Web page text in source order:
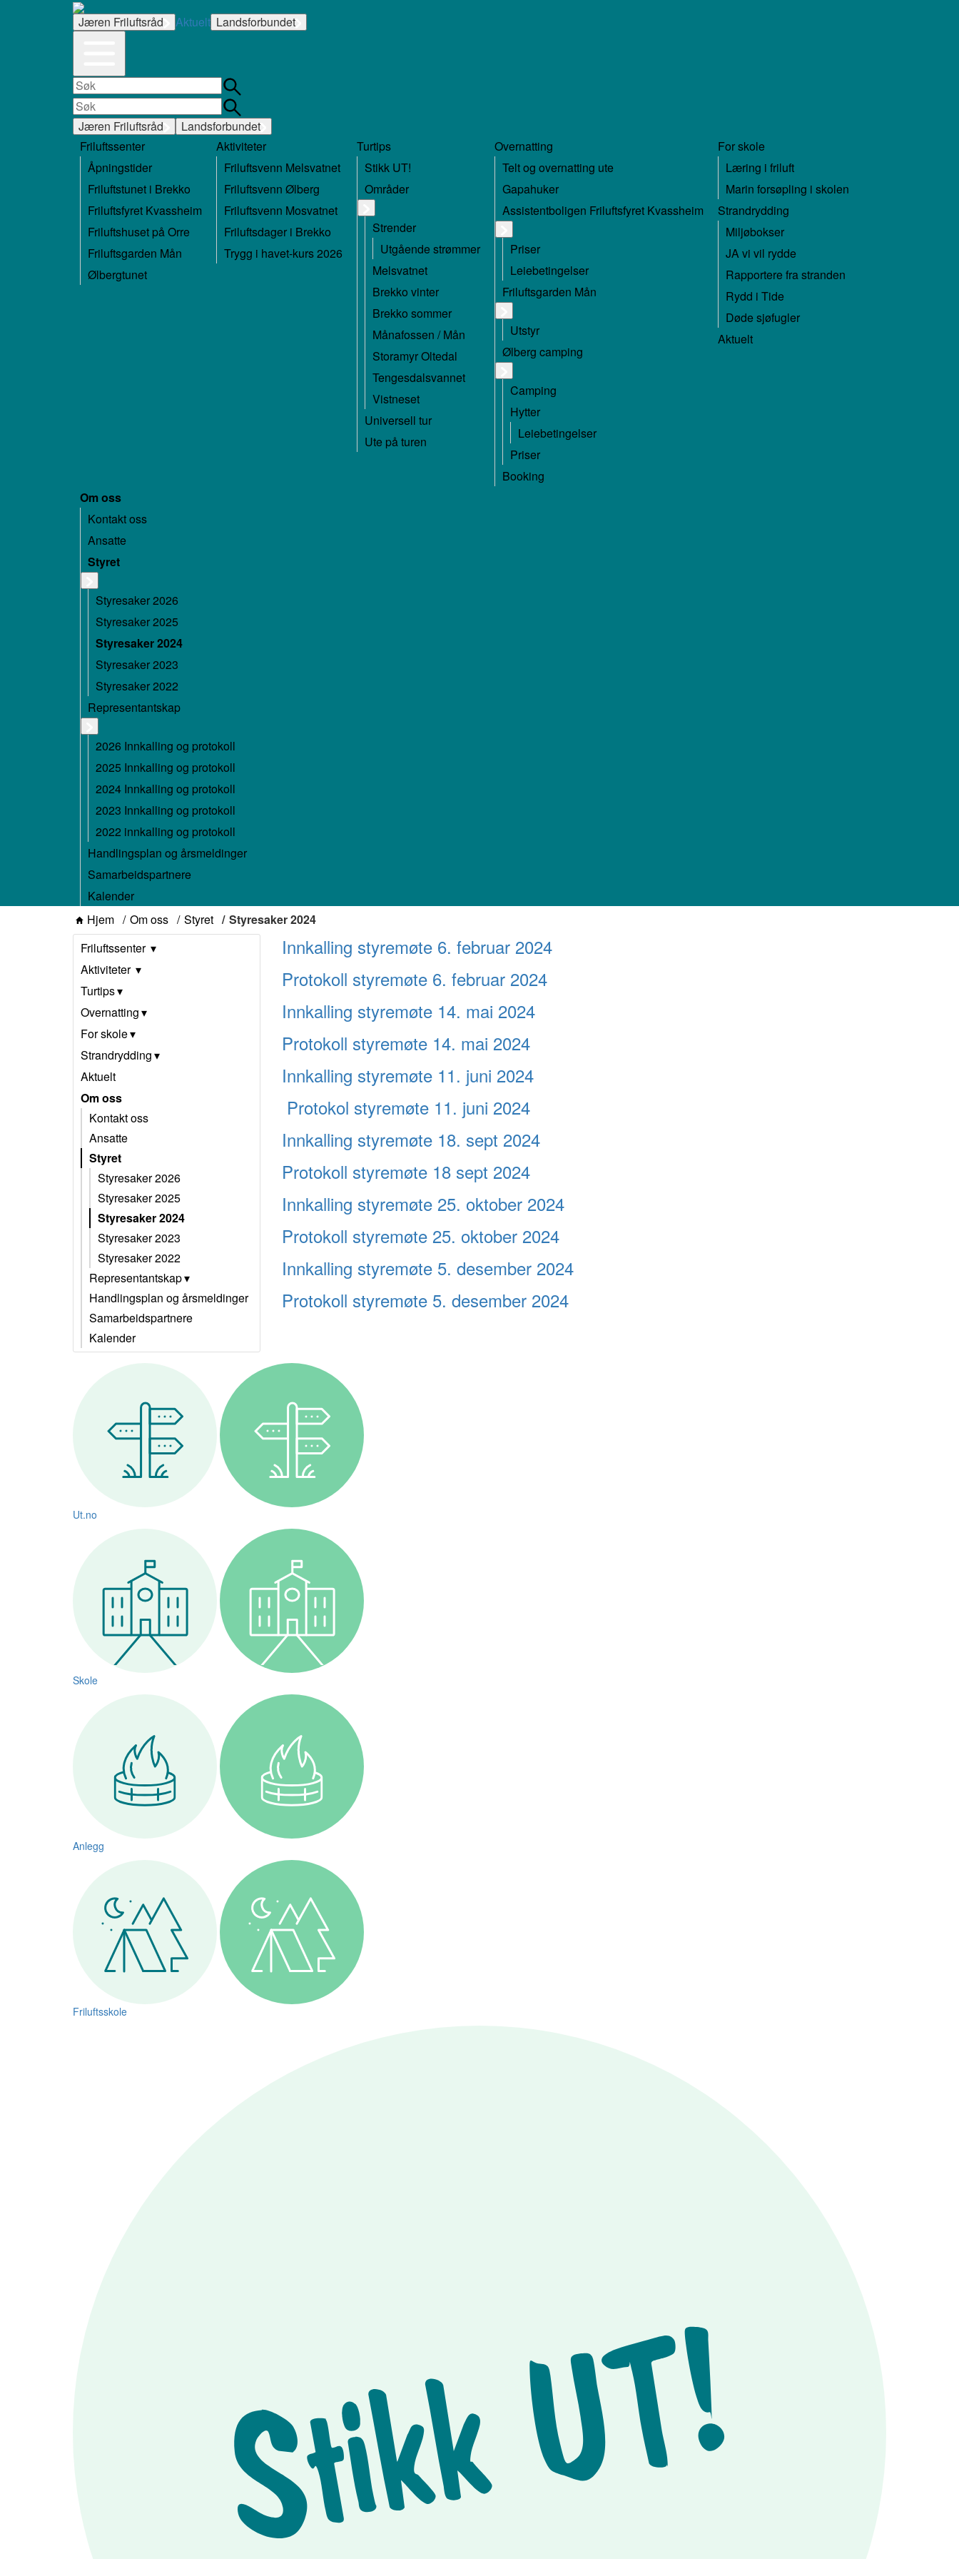
Jæren Friluftsråd Aktuelt Landsforbundet
Jæren Friluftsråd
Landsforbundet
Friluftssenter
Åpningstider
Friluftstunet i Brekko
Friluftsfyret Kvassheim
Friluftshuset på Orre
Friluftsgarden Mån
Ølbergtunet
Aktiviteter
Friluftsvenn Melsvatnet
Friluftsvenn Ølberg
Friluftsvenn Mosvatnet
Friluftsdager i Brekko
Trygg i havet-kurs 2026
Turtips
Stikk UT!
Områder
Strender
Utgående strømmer
Melsvatnet
Brekko vinter
Brekko sommer
Månafossen / Mån
Storamyr Oltedal
Tengesdalsvannet
Vistneset
Universell tur
Ute på turen
Overnatting
Telt og overnatting ute
Gapahuker
Assistentboligen Friluftsfyret Kvassheim
Priser
Leiebetingelser
Friluftsgarden Mån
Utstyr
Ølberg camping
Camping
Hytter
Leiebetingelser
Priser
Booking
For skole
Læring i friluft
Marin forsøpling i skolen
Strandrydding
Miljøbokser
JA vi vil rydde
Rapportere fra stranden
Rydd i Tide
Døde sjøfugler
Aktuelt
Om oss
Kontakt oss
Ansatte
Styret
Styresaker 2026
Styresaker 2025
Styresaker 2024
Styresaker 2023
Styresaker 2022
Representantskap
2026 Innkalling og protokoll
2025 Innkalling og protokoll
2024 Innkalling og protokoll
2023 Innkalling og protokoll
2022 innkalling og protokoll
Handlingsplan og årsmeldinger
Samarbeidspartnere
Kalender
Hjem
Om oss Styret
Styresaker 2024
Friluftssenter
Aktiviteter
Turtips
Overnatting
For skole
Strandrydding
Aktuelt
Om oss
Kontakt oss
Ansatte
Styret
Styresaker 2026
Styresaker 2025
Styresaker 2024
Styresaker 2023
Styresaker 2022
Representantskap
Handlingsplan og årsmeldinger
Samarbeidspartnere
Kalender
Innkalling styremøte 6. februar 2024
Protokoll styremøte 6. februar 2024
Innkalling styremøte 14. mai 2024
Protokoll styremøte 14. mai 2024
Innkalling styremøte 11. juni 2024
Protokol styremøte 11. juni 2024
Innkalling styremøte 18. sept 2024
Protokoll styremøte 18 sept 2024
Innkalling styremøte 25. oktober 2024
Protokoll styremøte 25. oktober 2024
Innkalling styremøte 5. desember 2024
Protokoll styremøte 5. desember 2024
Ut.no
Skole
Anlegg
Friluftsskole